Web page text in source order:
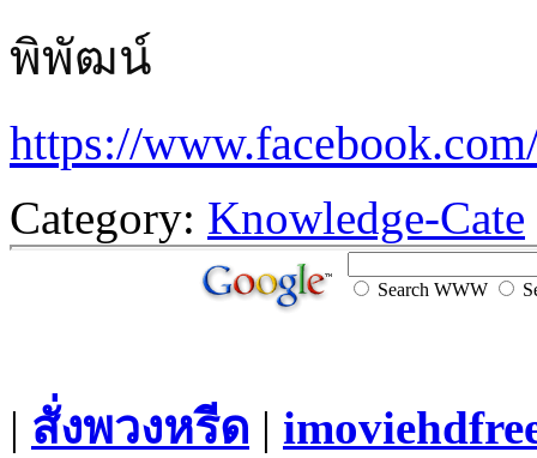
พิพัฒน์
https://
Category: Knowledge-Cate
Search WWW
| สั่งพวงหรีด |